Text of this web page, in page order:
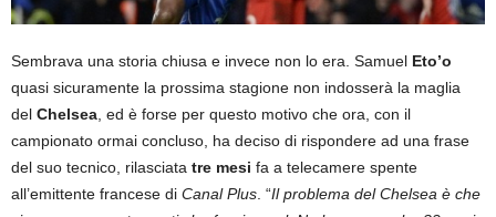
Sembrava una storia chiusa e invece non lo era. Samuel Eto’o
quasi sicuramente la prossima stagione non indosserà la maglia
del Chelsea, ed è forse per questo motivo che ora, con il
campionato ormai concluso, ha deciso di rispondere ad una frase
del suo tecnico, rilasciata tre mesi fa a telecamere spente
all’emittente francese di Canal Plus. “Il problema del Chelsea è che